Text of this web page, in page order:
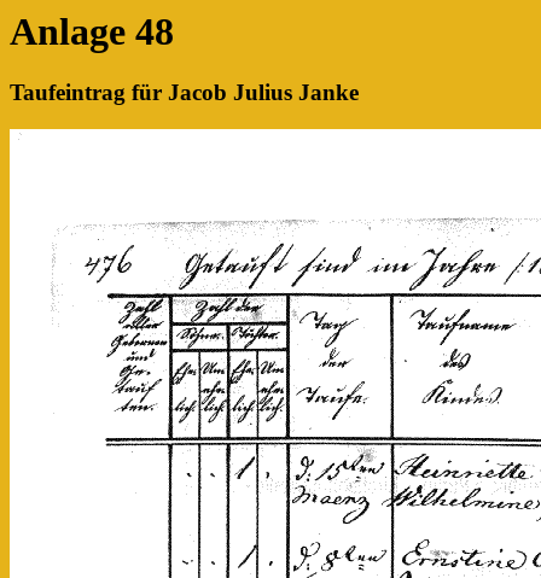
Anlage 48
Taufeintrag für Jacob Julius Janke